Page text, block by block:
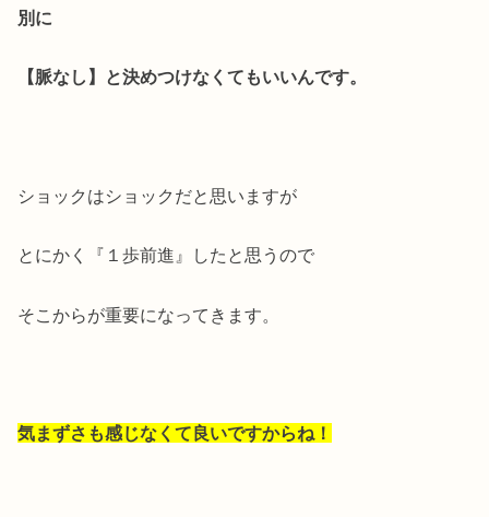
別に
【脈なし】と決めつけなくてもいいんです。
ショックはショックだと思いますが
とにかく『１歩前進』したと思うので
そこからが重要になってきます。
気まずさも感じなくて良いですからね！